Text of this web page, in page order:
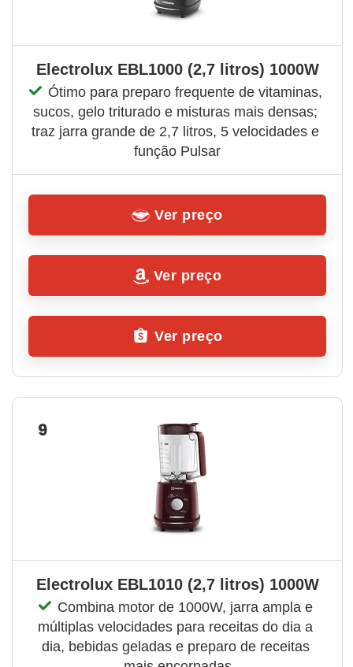
Electrolux EBL1000 (2,7 litros) 1000W
Ótimo para preparo frequente de vitaminas,
sucos, gelo triturado e misturas mais densas;
traz jarra grande de 2,7 litros, 5 velocidades e
função Pulsar
Ver preço
Ver preço
Ver preço
9
Electrolux EBL1010 (2,7 litros) 1000W
Combina motor de 1000W, jarra ampla e
múltiplas velocidades para receitas do dia a
dia, bebidas geladas e preparo de receitas